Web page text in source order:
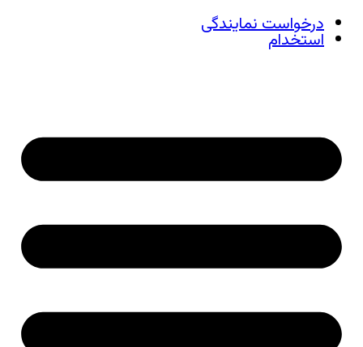
درخواست نمایندگی
استخدام